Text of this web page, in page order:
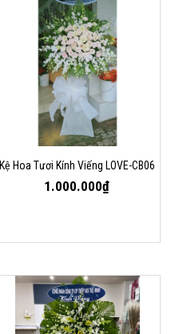
Kệ Hoa Tươi Kính Viếng LOVE-CB06
1.000.000₫